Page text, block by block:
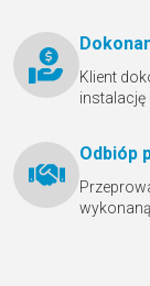
Klient
instalację
Odbióр